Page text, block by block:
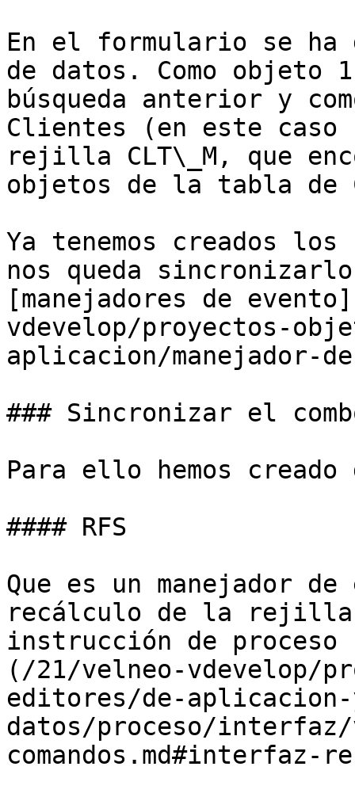
En el formulario se
de datos. Como objeto
búsqueda anterior y
Clientes (en este caso
rejilla CLT\_M, que
objetos de la tabla de
Ya tenemos creados
nos queda
[manejadores de
vdevelop/proyectos-
aplicacion/manejador-
### Sincronizar el
Para ello hemos creado
#### RFS
Que es un manejador
recálculo de la rejilla
instrucción de
(/21/velneo-vdevelop/
editores/de-
datos/proceso/
comandos.md#interfaz-